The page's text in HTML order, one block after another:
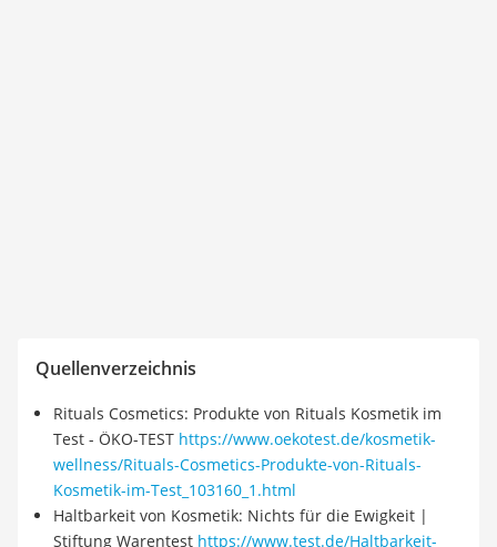
Quellenverzeichnis
Rituals Cosmetics: Produkte von Rituals Kosmetik im
Test - ÖKO-TEST https://www.oekotest.de/kosmetik-
wellness/Rituals-Cosmetics-Produkte-von-Rituals-
Kosmetik-im-Test_103160_1.html
Haltbarkeit von Kosmetik: Nichts für die Ewigkeit |
Stiftung Warentest https://www.test.de/Haltbarkeit-